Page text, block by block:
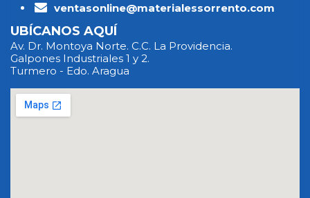
ventasonline@materialessorrento.com
UBÍCANOS AQUÍ
Av. Dr. Montoya Norte. C.C. La Providencia.
Galpones Industriales 1 y 2.
Turmero - Edo. Aragua